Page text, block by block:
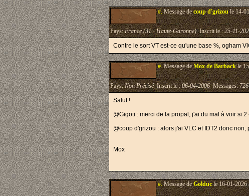
#.Message decoup d'grizoule 14-
Pays:France (31 - Haute-Garonne)Inscrit le :25-11-
Contre le sort VT est-ce qu'une base %, ogham
#.Message deMox de Barbackle
Pays:Non PréciséInscrit le :06-04-2006Messages:
Salut !
@Gigoti : merci de la propal, j'ai du mal à voir si
@coup d'grizou : alors j'ai VLC et IDT2 donc
Mox
#.Message deGolducle 16-01-2026